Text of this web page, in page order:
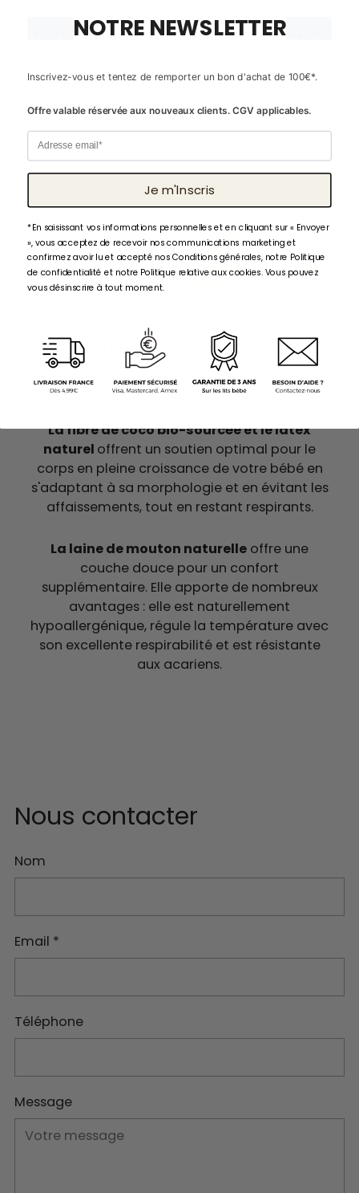
Matelas Naturel Mokee® (70 x 140)
soigneusement confectionné à partir de
matériaux haut-de-gamme et biologiques,
Quel est sa composition ?
Cotton non blanchioffre
couche rafraîchissante pour empêcher
bébé d'avoir trop chaud.
La fibre de coco bio-sourcée et le latex
naturel offrent un soutien optimal pour le
corps en pleine croissance de votre bébé en
s'adaptant à sa morphologie et en évitant les
affaissements, tout en restant respirants.
La laine de mouton naturelle offre une
couche douce pour un confort
supplémentaire. Elle apporte de nombreux
avantages : elle est naturellement
hypoallergénique, régule la température avec
son excellente respirabilité et est résistante
aux acariens.
Nous contacter
Nom
Email *
Téléphone
Message
NOTRE NEWSLETTER
Inscrivez-vous et tentez de remporter un bon d'achat de 100€*.
Offre valable réservée aux nouveaux clients. CGV applicables.
Email
Je m'lnscris
*En saisissant vos informations personnelles et en cliquant sur « Envoyer
», vous acceptez de recevoir nos communications marketing et
confirmez avoir lu et accepté nos Conditions générales, notre Politique
de confidentialité et notre Politique relative aux cookies. Vous pouvez
vous désinscrire à tout moment.